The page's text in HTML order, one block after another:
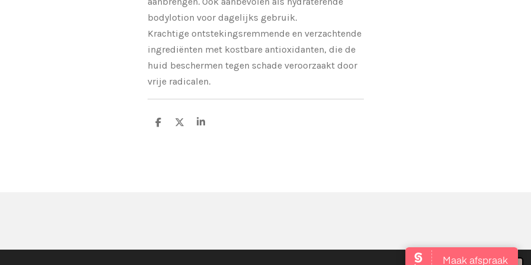
bodylotion voor dagelijks gebruik.
Krachtige ontstekingsremmende en verzachtende
ingrediënten met kostbare antioxidanten, die de
huid beschermen tegen schade veroorzaakt door
vrije radicalen.
D
D
S